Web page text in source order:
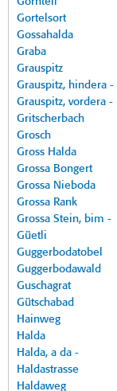
Gortelsort
Gossahalda
Graba
Grauspitz
Grauspitz, hindera -
Grauspitz, vordera -
Gritscherbach
Grosch
Gross Halda
Grossa Bongert
Grossa Nieboda
Grossa Rank
Grossa Stein, bim -
Güetli
Guggerbodatobel
Guggerbodawald
Guschagrat
Gütschabad
Hainweg
Halda
Halda, a da -
Haldastrasse
Haldaweg